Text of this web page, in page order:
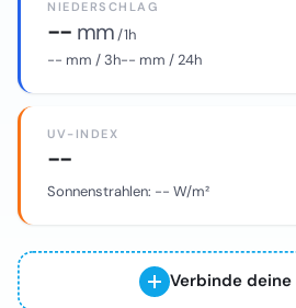
NIEDERSCHLAG
-- mm/ 1h
-- mm / 3h-- mm / 24h
UV-INDEX
--
Sonnenstrahlen: -- W/m²
Verbinde deine